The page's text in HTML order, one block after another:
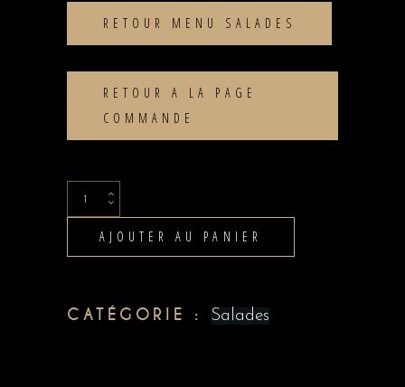
RETOUR MENU SALADES
RETOUR A LA PAGE
COMMANDE
Bruschetta
chèvre
chaud
AJOUTER AU PANIER
CATÉGORIE : Salades